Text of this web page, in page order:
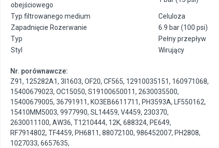
obejściowego
Typ filtrowanego medium
Celuloza
Zapadnięcie Rozerwanie
6.9 bar (100 psi)
Typ
Pełny przepływ
Styl
Wirujący
Nr. porównawcze:
Z91, 125282A1, 3I1603, OF20, CF565, 12910035151, 160971068,
15400679023, OC15050, S19100650011, 2630035500,
15400679005, 36791911, KO3EB6611711, PH3593A, LF550162,
15410MM5003, 9977990, SL14459, V4459, 230370,
2630011100, AW36, T1210444, 12K, 688324, PE649,
RF7914802, TF4459, PH6811, 88072100, 986452007, PH2808,
1027033, 6657635,